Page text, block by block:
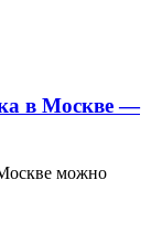
в Москве —
можно